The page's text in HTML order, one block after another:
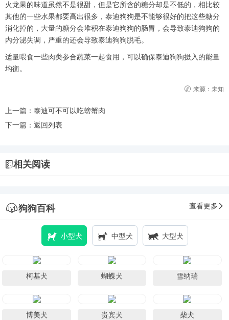
火龙果的味道虽然不是很甜，但是它所含的糖分却是不低的，相比较
其他的一些水果都要高出很多，泰迪狗狗是不能够很好的把这些糖分
消化掉的，大量的糖分会堆积在泰迪狗狗的肠胃，会导致泰迪狗狗的
内分泌失调，严重的还会导致泰迪狗狗脱毛。
适量喂食一些肉类参合蔬菜一起食用，可以确保泰迪狗狗摄入的能量
均衡。
来源：未知
上一篇： 泰迪可不可以吃螃蟹肉
下一篇： 返回列表
相关阅读
狗狗百科 查看更多
小型犬 中型犬 大型犬
柯基犬 蝴蝶犬 雪纳瑞
博美犬 贵宾犬 柴犬